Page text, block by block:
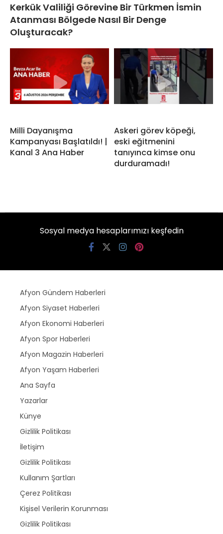
Kerkük Valiliği Görevine Bir Türkmen İsmin
Atanması Bölgede Nasıl Bir Denge
Oluşturacak?
Milli Dayanışma
Kampanyası Başlatıldı! |
Kanal 3 Ana Haber
Askeri görev köpeği,
eski eğitmenini
tanıyınca kimse onu
durduramadı!
Sosyal medya hesaplarımızı keşfedin
Afyon Gündem Haberleri
Afyon Siyaset Haberleri
Afyon Ekonomi Haberleri
Afyon Spor Haberleri
Afyon Magazin Haberleri
Afyon Yaşam Haberleri
Ana Sayfa
Yazarlar
Künye
Gizlilik Politikası
İletişim
Gizlilik Politikası
Kullanım Şartları
Çerez Politikası
Kişisel Verilerin Korunması
Gizlilik Politikası